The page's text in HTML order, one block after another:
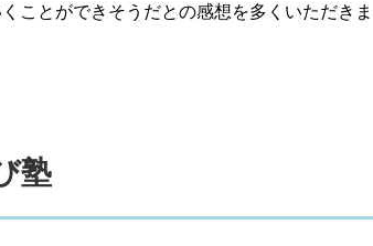
ことができそうだとの感想を多くいただきま
塾